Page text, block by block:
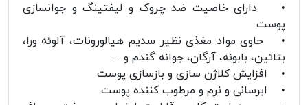
• دارای خاصیت ضد چروک و لیفتینگ و جوانسازی
پوست
• حاوی مواد مغذی نظیر سدیم هیالورونات، آلوئه ورا،
بتائین، بابونه، آرگان، جوانه گندم و ...
• افزایش کلاژن سازی و بازسازی پوست
• ابرسانی و نرم و مرطوب کننده پوست